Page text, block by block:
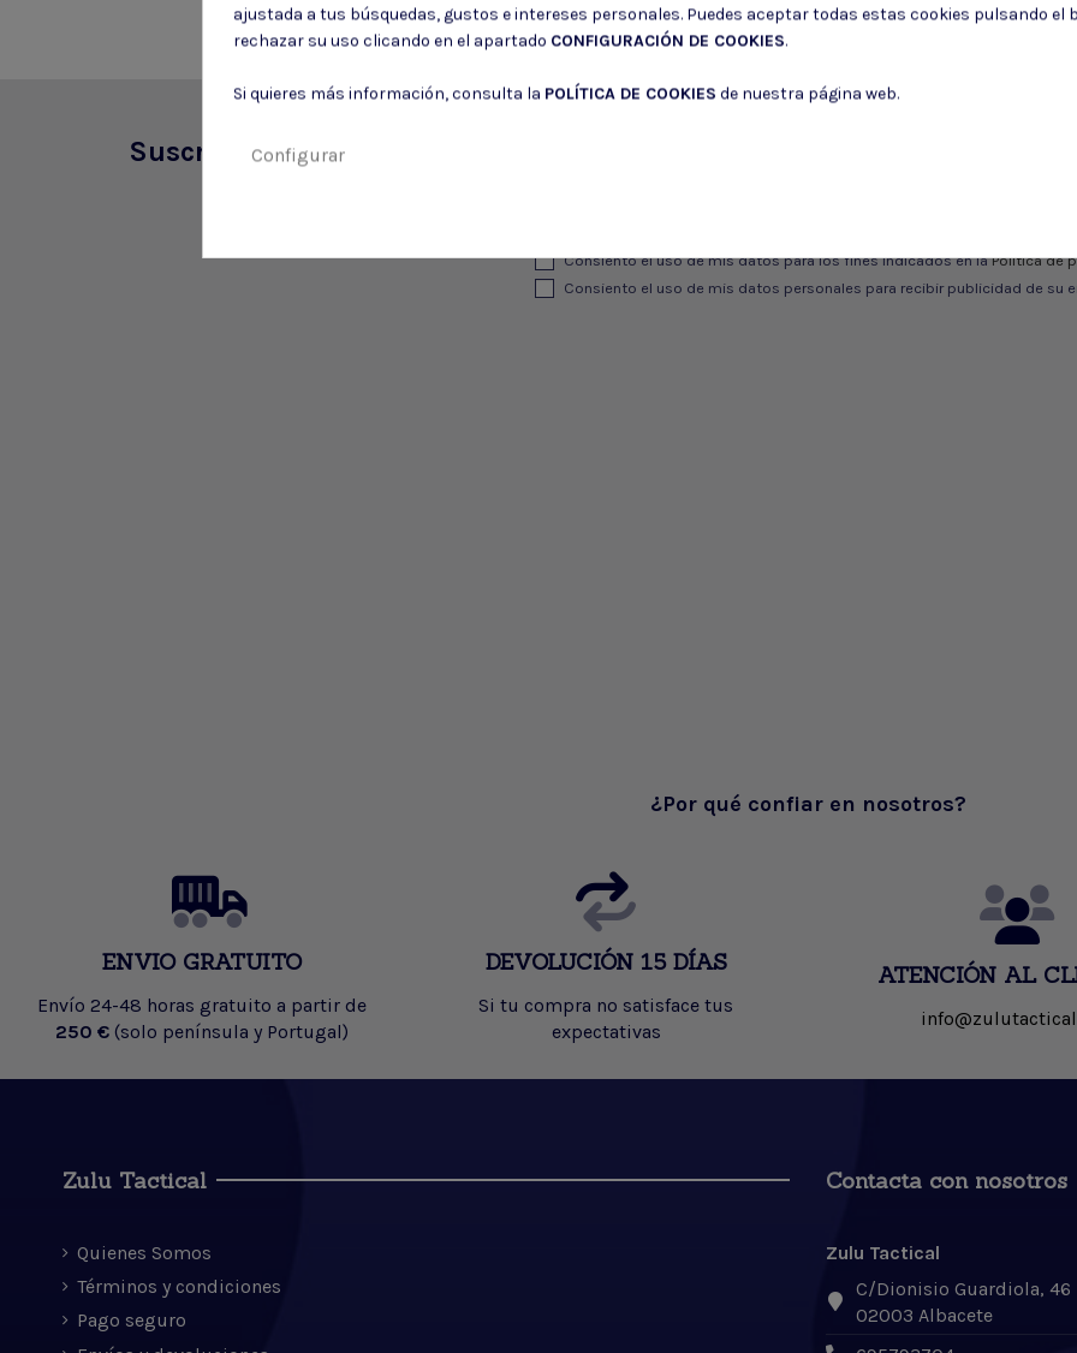
Suscríbete a nuestro boletín
Consiento el uso de mis datos para los fines indicados en laPolítica de
Consiento el uso de mis datos personales para recibir publicidad de su
¿Por qué confiar en nosotros?
ENVIO GRATUITO
Envío 24-48 horas gratuito a partir de
250 € (solo península y Portugal)
DEVOLUCIÓN 15 DÍAS
Si tu compra no satisface tus
expectativas
ATENCIÓN AL
Zulu Tactical
Quienes Somos
Términos y condiciones
Pago seguro
Contacta con nosotros
Zulu Tactical
C/Dionisio Guardiola, 46
02003 Albacete
ajustada a tus búsquedas, gustos e intereses personales. Puedes aceptar todas estas cookies pulsando el
rechazar su uso clicando en el apartado CONFIGURACIÓN DE COOKIES.
Si quieres más información, consulta la POLÍTICA DE COOKIES de nuestra página web.
Configurar